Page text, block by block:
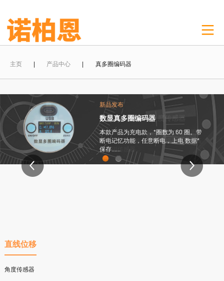
主页 产品中心 | 真多圈编码器
新品发布
数显真多圈编码器
本款产品为充电款，*圈数为 60 圈。带
断电记忆功能，任意断电，上电 数据*
保存......
新品发布
齿轮绝 对值多圈角度传感器
本传感器采用齿轮编码计圈，共20圈，
是一种由精密齿轮带动多级磁感应是高
精度磁传感器
1 2
直线位移
角度传感器